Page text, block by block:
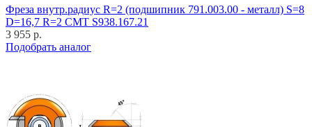
Фреза внутр.радиус R=2 (подшипник 791.003.00 - металл) S=8
D=16,7 R=2 CMT S938.167.21
3 955 р.
Подобрать аналог